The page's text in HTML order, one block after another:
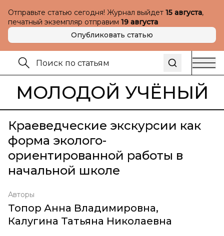
Отправьте статью сегодня! Журнал выйдет 15 августа,
печатный экземпляр отправим 19 августа
Опубликовать статью
МОЛОДОЙ УЧЁНЫЙ
Краеведческие экскурсии как
форма эколого-
ориентированной работы в
начальной школе
Авторы
Топор Анна Владимировна,
Калугина Татьяна Николаевна